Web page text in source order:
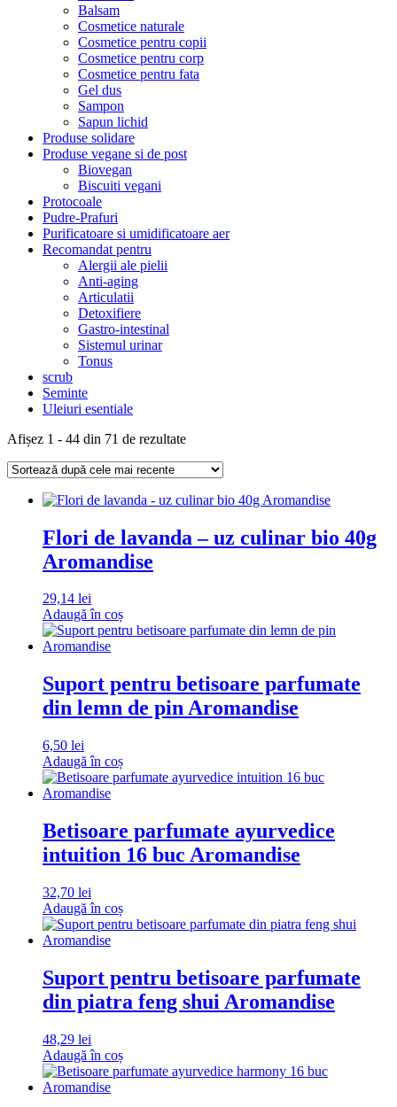
Balsam
Cosmetice naturale
Cosmetice pentru copii
Cosmetice pentru corp
Cosmetice pentru fata
Gel dus
Sampon
Sapun lichid
Produse solidare
Produse vegane si de post
Biovegan
Biscuiti vegani
Protocoale
Pudre-Prafuri
Purificatoare si umidificatoare aer
Recomandat pentru
Alergii ale pielii
Anti-aging
Articulatii
Detoxifiere
Gastro-intestinal
Sistemul urinar
Tonus
scrub
Seminte
Uleiuri esentiale
Afișez 1 - 44 din 71 de rezultateSortat
recente
Flori de lavanda – uz culinar bio 40g
Aromandise
29,14 lei
Adaugă în coș
Suport pentru betisoare parfumate
din lemn de pin Aromandise
6,50 lei
Adaugă în coș
Betisoare parfumate ayurvedice
intuition 16 buc Aromandise
32,70 lei
Adaugă în coș
Suport pentru betisoare parfumate
din piatra feng shui Aromandise
48,29 lei
Adaugă în coș